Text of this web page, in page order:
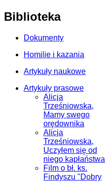
Biblioteka
Dokumenty
Homilie i kazania
Artykuły naukowe
Artykuły prasowe
Alicja
Trześniowska,
Mamy swego
orędownika
Alicja
Trześniowska,
Uczyłem się od
niego kapłaństwa
Film o bł. ks.
Findyszu "Dobry